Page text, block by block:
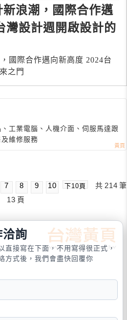
浪潮，國際合作邁
灣設計週開啟設計的
國際合作邁向新高度 2024台
之門
、工業電腦、人機介面、伺服馬達跟
維修服務
7 8 9 10 下10頁 共 214 筆
13 頁
洽詢
直接寫在下面，不用寫得很正式，
方式後，我們會盡快回覆你